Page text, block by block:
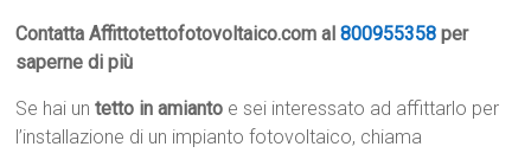
Contatta Affittotettofotovoltaico.com al800955358 per
saperne di più
Se hai untetto in amianto e sei interessato ad affittarlo per
l’installazione di un impianto fotovoltaico, chiama